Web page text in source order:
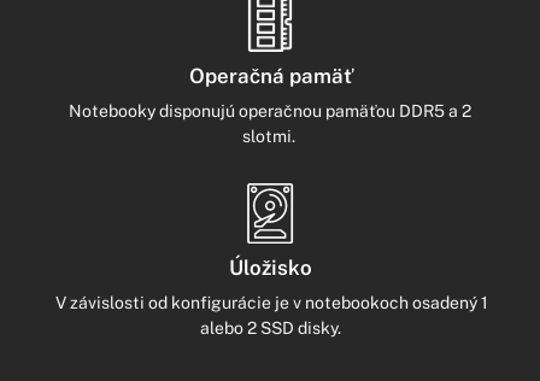
Operačná pamäť
Notebooky disponujú operačnou pamäťou DDR5 a 2
slotmi.
Úložisko
V závislosti od konfigurácie je v notebookoch osadený 1
alebo 2 SSD disky.